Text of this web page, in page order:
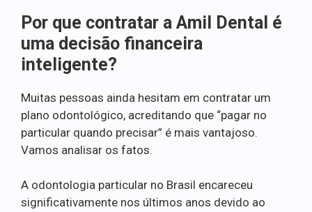
Por que contratar a Amil Dental é
uma decisão financeira
inteligente?
Muitas pessoas ainda hesitam em contratar um
plano odontológico, acreditando que “pagar no
particular quando precisar” é mais vantajoso.
Vamos analisar os fatos.
A odontologia particular no Brasil encareceu
significativamente nos últimos anos devido ao